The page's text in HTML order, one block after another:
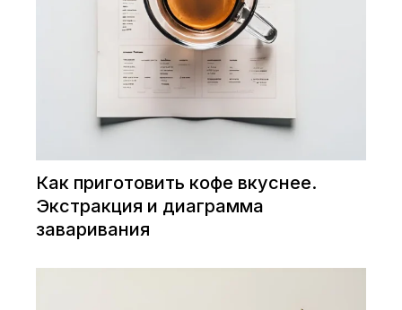
Как приготовить кофе вкуснее.
Экстракция и диаграмма
заваривания